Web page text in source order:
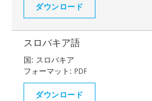
ダウンロード
スロバキア語
国: スロバキア
フォーマット: PDF
ダウンロード